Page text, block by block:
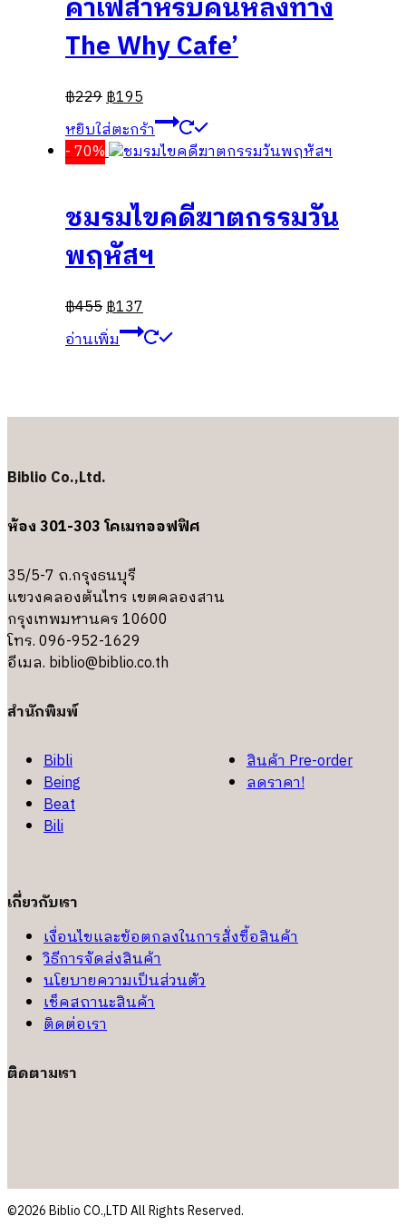
คาเฟ่สำหรับคนหลงทาง
The Why Cafe’
฿229฿195
หยิบใส่ตะกร้า
- 70%
ชมรมไขคดีฆาตกรรมวัน
พฤหัสฯ
฿455฿137
อ่านเพิ่ม
Biblio Co.,Ltd.
ห้อง 301-303 โคเมทออฟฟิศ
35/5-7 ถ.กรุงธนบุรี
แขวงคลองต้นไทร เขตคลองสาน
กรุงเทพมหานคร 10600
โทร. 096-952-1629
อีเมล. biblio@biblio.co.th
สำนักพิมพ์
Bibli
Being
Beat
Bili
สินค้า Pre-order
ลดราคา!
เกี่ยวกับเรา
เงื่อนไขและข้อตกลงในการสั่งซื้อสินค้า
วิธีการจัดส่งสินค้า
นโยบายความเป็นส่วนตัว
เช็คสถานะสินค้า
ติดต่อเรา
ติดตามเรา
©2026 Biblio CO.,LTD All Rights Reserved.